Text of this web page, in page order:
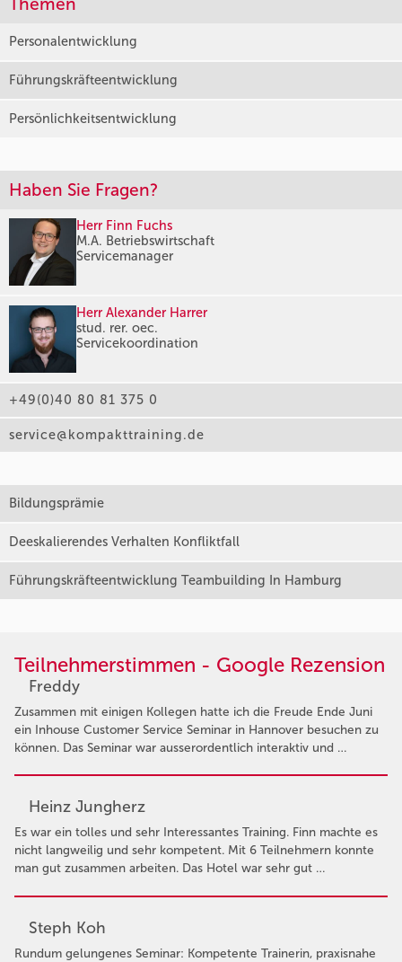
Themen
Personalentwicklung
Führungskräfteentwicklung
Persönlichkeitsentwicklung
Haben Sie Fragen?
Herr Finn Fuchs
M.A. Betriebswirtschaft
Servicemanager
Herr Alexander Harrer
stud. rer. oec.
Servicekoordination
+49(0)40 80 81 375 0
service@kompakttraining.de
Bildungsprämie
Deeskalierendes Verhalten Konfliktfall
Führungskräfteentwicklung Teambuilding In Hamburg
Teilnehmerstimmen - Google Rezension
Freddy
Zusammen mit einigen Kollegen hatte ich die Freude Ende Juni
ein Inhouse Customer Service Seminar in Hannover besuchen zu
können. Das Seminar war ausserordentlich interaktiv und …
Heinz Jungherz
Es war ein tolles und sehr Interessantes Training. Finn machte es
nicht langweilig und sehr kompetent. Mit 6 Teilnehmern konnte
man gut zusammen arbeiten. Das Hotel war sehr gut …
Steph Koh
Rundum gelungenes Seminar: Kompetente Trainerin, praxisnahe